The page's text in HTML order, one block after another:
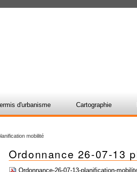
d'urbanisme Cartographie
mobilité
Ordonnance 26-07-13
Ordonnance-26-07-13-planification-